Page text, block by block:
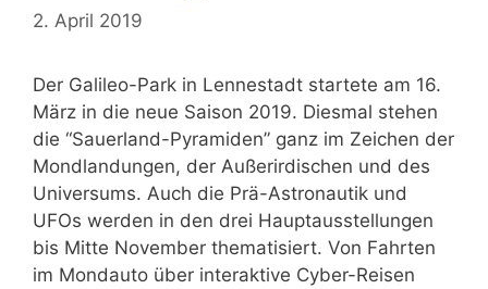
2. April 2019
Der Galileo-Park in Lennestadt startete am 16.
März in die neue Saison 2019. Diesmal stehen
die “Sauerland-Pyramiden” ganz im Zeichen der
Mondlandungen, der Außerirdischen und des
Universums. Auch die Prä-Astronautik und
UFOs werden in den drei Hauptausstellungen
bis Mitte November thematisiert. Von Fahrten
im Mondauto über interaktive Cyber-Reisen